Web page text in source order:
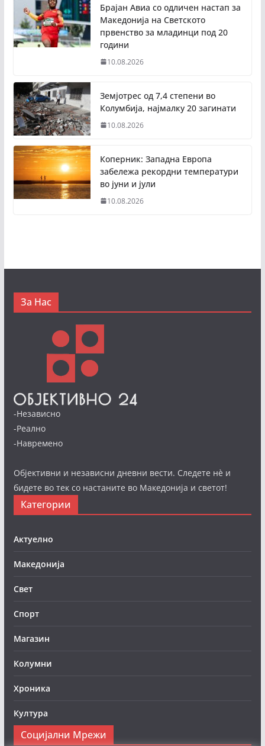
Брајан Авиа со одличен настап за
Македонија на Светското
првенство за младинци под 20
години
10.08.2026
Земјотрес од 7,4 степени во
Колумбија, најмалку 20 загинати
10.08.2026
Коперник: Западна Европа
забележа рекордни температури
во јуни и јули
10.08.2026
За Нас
-Независно
-Реално
-Навремено
Објективни и независни дневни вести. Следете нè и
бидете во тек со настаните во Македонија и светот!
Категории
Актуелно
Македонија
Свет
Спорт
Магазин
Колумни
Хроника
Култура
Социјални Мрежи